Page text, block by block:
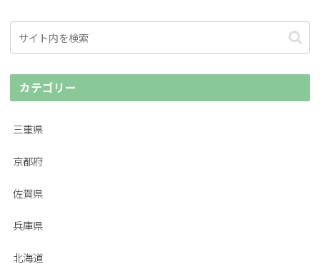
カテゴリー
三重県
京都府
佐賀県
兵庫県
北海道